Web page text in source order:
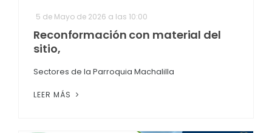
5 de Mayo de 2026 a las 10:00
Reconformación con material del
sitio,
Sectores de la Parroquia Machalilla
LEER MÁS